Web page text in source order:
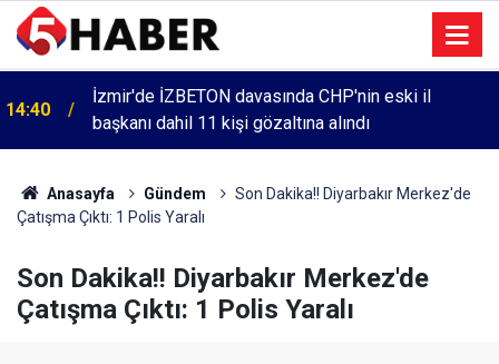
14:40
İzmir'de İZBETON davasında CHP'nin eski il
başkanı dahil 11 kişi gözaltına alındı
Anasayfa Gündem
Son Dakika!! Diyarbakır Merkez'de
Çatışma Çıktı: 1 Polis Yaralı
Son Dakika!! Diyarbakır Merkez'de
Çatışma Çıktı: 1 Polis Yaralı